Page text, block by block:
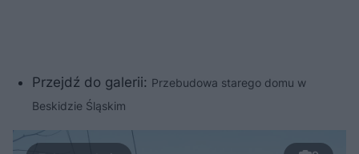
Przejdź do galerii: Przebudowa starego domu w
Beskidzie Śląskim